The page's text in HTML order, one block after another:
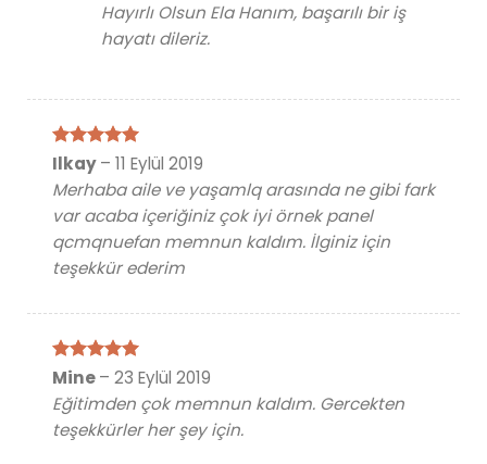
Hayırlı Olsun Ela Hanım, başarılı bir iş
hayatı dileriz.
5 üzerinden
oy aldı
Ilkay– 11 Eylül 2019
Merhaba aile ve yaşamlq arasında ne gibi fark
var acaba içeriğiniz çok iyi örnek panel
qcmqnuefan memnun kaldım. İlginiz için
teşekkür ederim
5 üzerinden
Mine– 23 Eylül 2019
Eğitimden çok memnun kaldım. Gercekten
teşekkürler her şey için.